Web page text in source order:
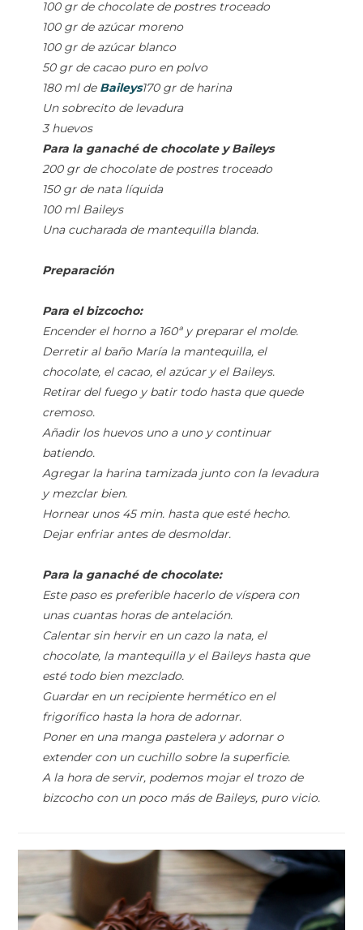
100 gr de chocolate de postres troceado
100 gr de azúcar moreno
100 gr de azúcar blanco
50 gr de cacao puro en polvo
180 ml de Baileys170 gr de harina
Un sobrecito de levadura
3 huevos
Para la ganaché de chocolate y Baileys
200 gr de chocolate de postres troceado
150 gr de nata líquida
100 ml Baileys
Una cucharada de mantequilla blanda.
Preparación
Para el bizcocho:
Encender el horno a 160ª y preparar el molde.
Derretir al baño María la mantequilla, el
chocolate, el cacao, el azúcar y el Baileys.
Retirar del fuego y batir todo hasta que quede
cremoso.
Añadir los huevos uno a uno y continuar
batiendo.
Agregar la harina tamizada junto con la levadura
y mezclar bien.
Hornear unos 45 min. hasta que esté hecho.
Dejar enfriar antes de desmoldar.
Para la ganaché de chocolate:
Este paso es preferible hacerlo de víspera con
unas cuantas horas de antelación.
Calentar sin hervir en un cazo la nata, el
chocolate, la mantequilla y el Baileys hasta que
esté todo bien mezclado.
Guardar en un recipiente hermético en el
frigorífico hasta la hora de adornar.
Poner en una manga pastelera y adornar o
extender con un cuchillo sobre la superficie.
A la hora de servir, podemos mojar el trozo de
bizcocho con un poco más de Baileys, puro vicio.